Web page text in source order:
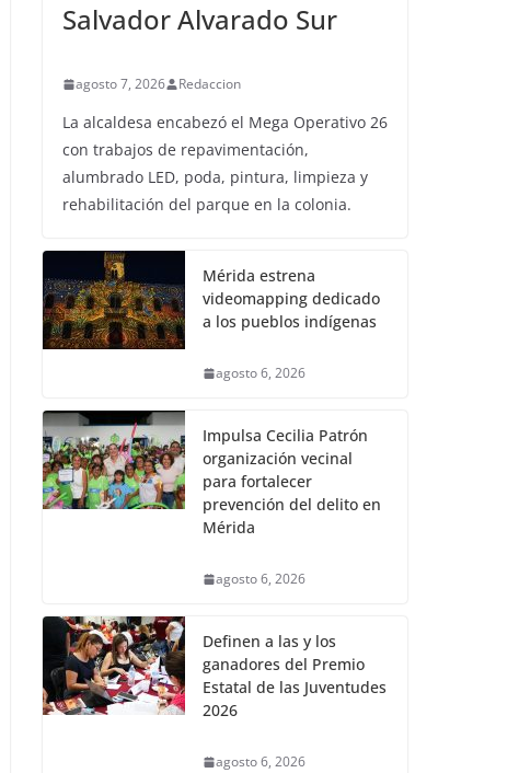
Salvador Alvarado Sur
agosto 7, 2026 Redaccion
La alcaldesa encabezó el Mega Operativo 26
con trabajos de repavimentación,
alumbrado LED, poda, pintura, limpieza y
rehabilitación del parque en la colonia.
Mérida estrena
videomapping dedicado
a los pueblos indígenas
agosto 6, 2026
Impulsa Cecilia Patrón
organización vecinal
para fortalecer
prevención del delito en
Mérida
agosto 6, 2026
Definen a las y los
ganadores del Premio
Estatal de las Juventudes
2026
agosto 6, 2026